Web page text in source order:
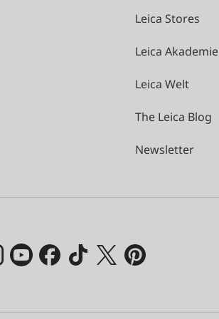
Leica Stores
Leica Akademie
Leica Welt
The Leica Blog
Newsletter